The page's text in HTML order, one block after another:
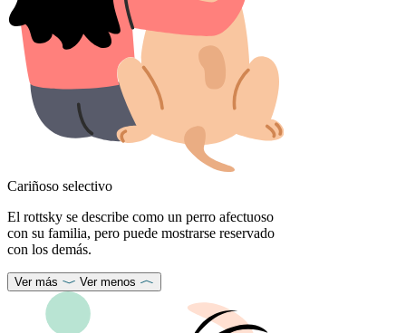
Cariñoso selectivo
El rottsky se describe como un perro afectuoso
con su familia, pero puede mostrarse reservado
con los demás.
Ver más Ver menos